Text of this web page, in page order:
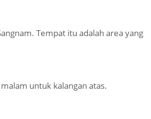
Tempat itu adalah area yang
untuk kalangan atas.